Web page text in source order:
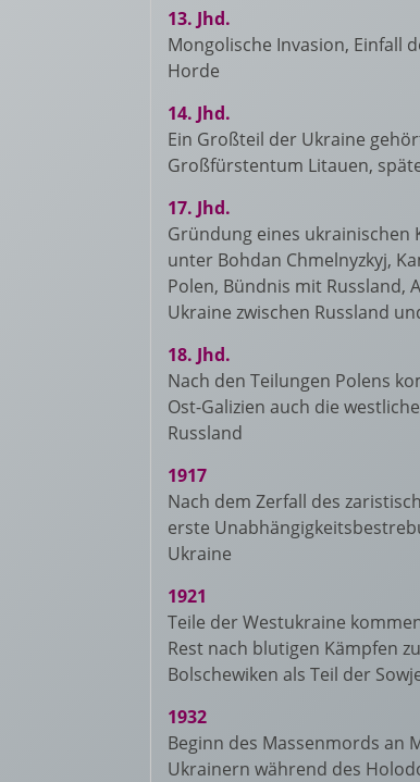
13. Jhd.
Mongolische Invasion, Einfall
Horde
14. Jhd.
Ein Großteil der Ukraine
Großfürstentum Litauen,
17. Jhd.
Gründung eines ukrainischen
unter Bohdan Chmelnyzkyj,
Polen, Bündnis mit Russland,
Ukraine zwischen Russland
18. Jhd.
Nach den Teilungen Polens
Ost-Galizien auch die
Russland
1917
Nach dem Zerfall des
erste
Ukraine
1921
Teile der Westukraine
Rest nach blutigen Kämpfen
Bolschewiken als Teil der
1932
Beginn des Massenmords an
Ukrainern während des